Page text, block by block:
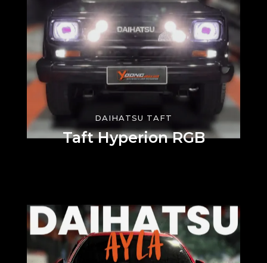
DAIHATSU TAFT
Taft Hyperion RGB